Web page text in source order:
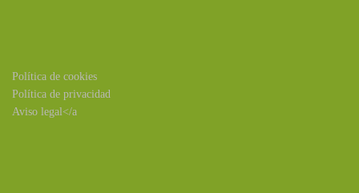
Política de cookies
Política de privacidad
Aviso legal</a